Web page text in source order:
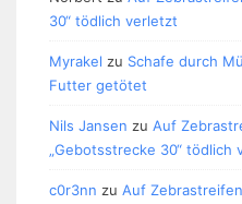
30“ tödlich verletzt
Myrakel zu Schafe durch
Futter getötet
Nils Jansen zu Auf
„Gebotsstrecke 30“ tödlich
c0r3nn zu Auf